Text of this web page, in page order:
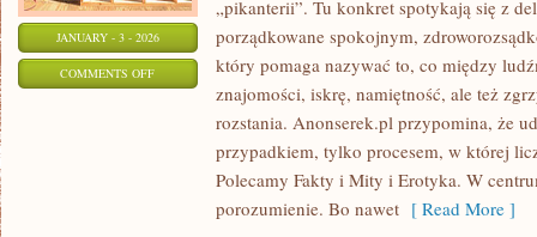
JANUARY - 3 - 2026
COMMENTS OFFON
POCAŁUNKU
„pikanterii”. Tu konkret spotykają się z
porządkowane spokojnym,
który pomaga nazywać to, co między
znajomości, iskrę, namiętność, ale też
rozstania. Anonserek.pl przypomina, że
przypadkiem, tylko procesem, w której
Polecamy Fakty i Mity i Erotyka. W
porozumienie. Bo nawet [ Read More ]